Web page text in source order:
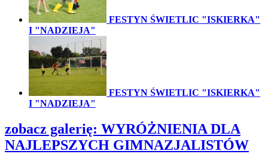
FESTYN ŚWIETLIC "ISKIERKA"
I "NADZIEJA"
FESTYN ŚWIETLIC "ISKIERKA"
I "NADZIEJA"
zobacz galerię: WYRÓŻNIENIA DLA
NAJLEPSZYCH GIMNAZJALISTÓW